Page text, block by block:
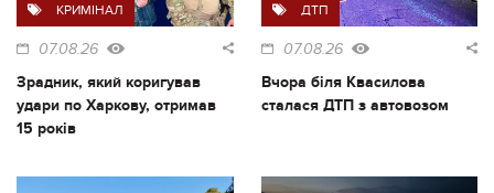
КРИМІНАЛ
07.08.26
Зрадник, який коригував
удари по Харкову, отримав
15 років
ДТП
07.08.26
Вчора біля Квасилова
сталася ДТП з автовозом